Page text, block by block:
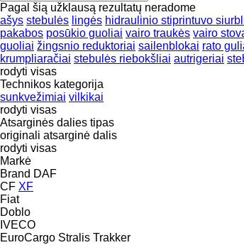
Pagal šią užklausą rezultatų neradome
ašys stebulės lingės hidraulinio stiprintuvo
pakabos posūkio guoliai vairo traukės vairo
guoliai žingsnio reduktoriai sailenblokai rato
krumpliaračiai stebulės riebokšliai autrigeriai
rodyti visas
Technikos kategorija
sunkvežimiai vilkikai
rodyti visas
Atsarginės dalies tipas
originali atsarginė dalis
rodyti visas
Markė
Brand DAF
CF XF
Fiat
Doblo
IVECO
EuroCargo Stralis Trakker